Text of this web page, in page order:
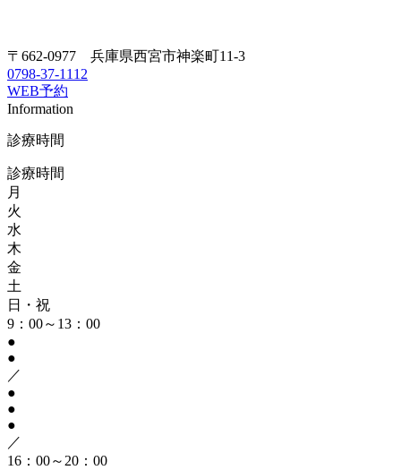
〒662-0977 兵庫県西宮市神楽町11-3
0798-37-1112
WEB予約
Information
診療時間
診療時間
月
火
水
木
金
土
日・祝
9：00～13：00
●
●
／
●
●
●
／
16：00～20：00